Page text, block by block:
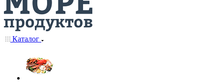
Каталог